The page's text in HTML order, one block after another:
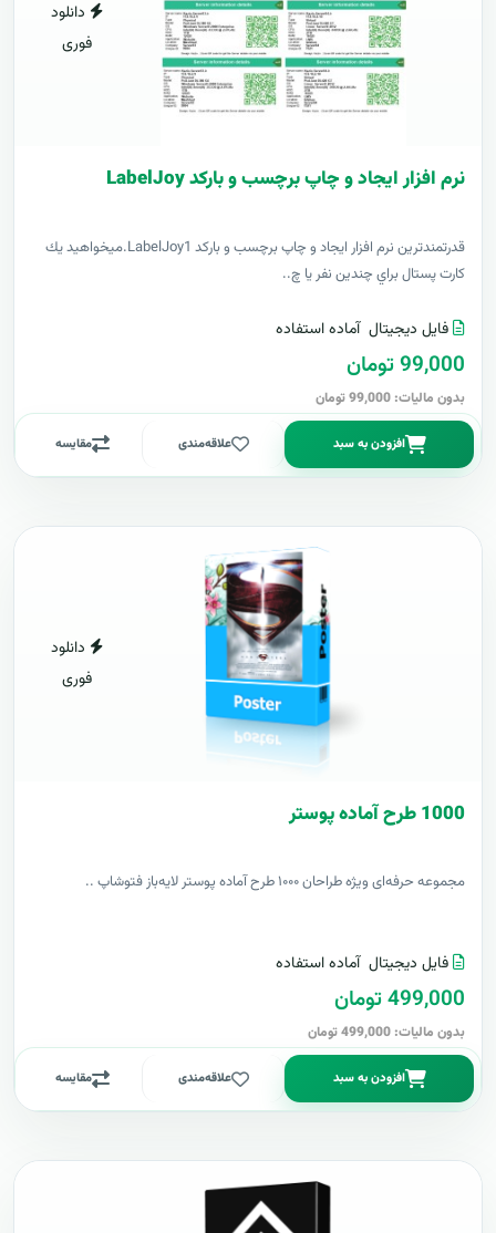
دانلود
فوری
نرم افزار ایجاد و چاپ برچسب و بارکد LabelJoy
قدرتمندترين نرم افزار ایجاد و چاپ برچسب و بارکد LabelJoy1.ميخواهيد يك
كارت پستال براي چندين نفر يا چ..
فایل دیجیتال آماده استفاده
99,000 تومان
بدون مالیات: 99,000 تومان
افزودن به سبد علاقه‌مندی مقایسه
دانلود
فوری
1000 طرح آماده پوستر
مجموعه حرفه‌ای ویژه طراحان ۱۰۰۰ طرح آماده پوستر لایه‌باز فتوشاپ ..
فایل دیجیتال آماده استفاده
499,000 تومان
بدون مالیات: 499,000 تومان
افزودن به سبد علاقه‌مندی مقایسه